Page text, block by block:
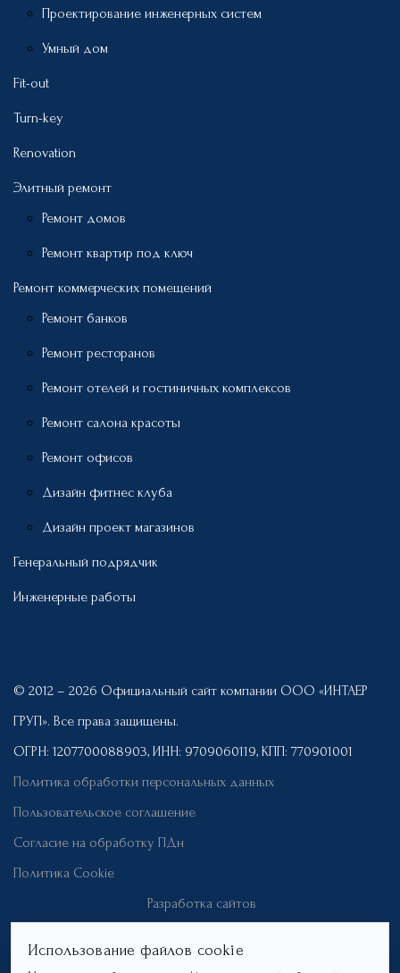
Проектирование инженерных систем
Умный дом
Fit-out
Turn-key
Renovation
Элитный ремонт
Ремонт домов
Ремонт квартир под ключ
Ремонт коммерческих помещений
Ремонт банков
Ремонт ресторанов
Ремонт отелей и гостиничных комплексов
Ремонт салона красоты
Ремонт офисов
Дизайн фитнес клуба
Дизайн проект магазинов
Генеральный подрядчик
Инженерные работы
© 2012 – 2026 Официальный сайт компании ООО «ИНТАЕР
ГРУП». Все права защищены.
ОГРН: 1207700088903, ИНН: 9709060119, КПП: 770901001
Политика обработки персональных данных
Пользовательское соглашение
Согласие на обработку ПДн
Политика Cookie
Разработка сайтов
Использование файлов cookie